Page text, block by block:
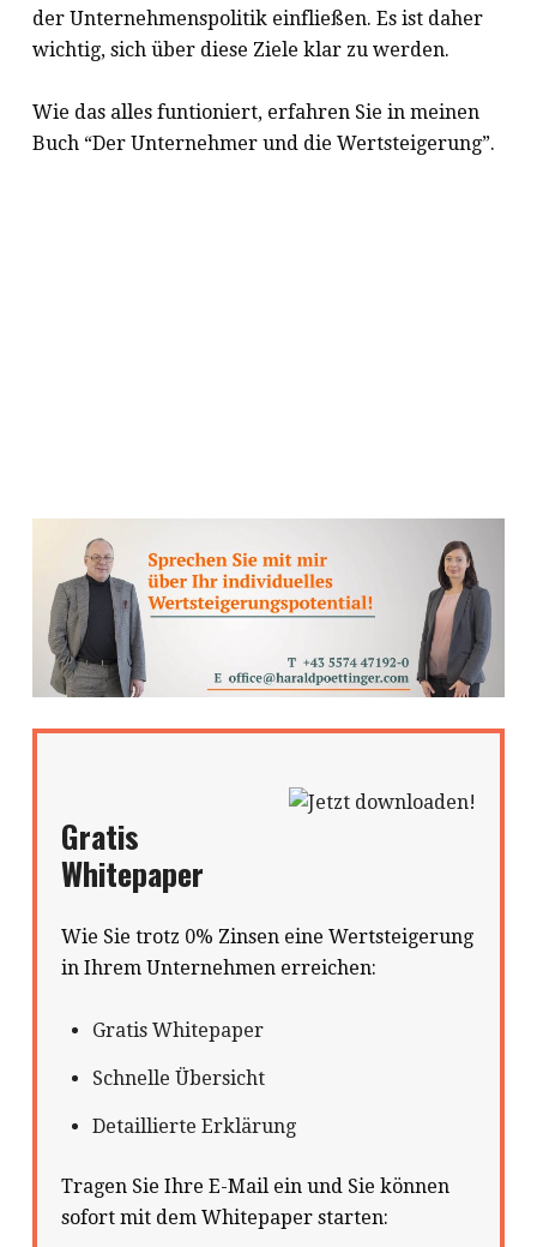
der Unternehmenspolitik einfließen. Es ist daher
wichtig, sich über diese Ziele klar zu werden.
Wie das alles funtioniert, erfahren Sie in meinen
Buch “Der Unternehmer und die Wertsteigerung”.
Gratis
Whitepaper
Wie Sie trotz 0% Zinsen eine Wertsteigerung
in Ihrem Unternehmen erreichen:
Gratis Whitepaper
Schnelle Übersicht
Detaillierte Erklärung
Tragen Sie Ihre E-Mail ein und Sie können
sofort mit dem Whitepaper starten: